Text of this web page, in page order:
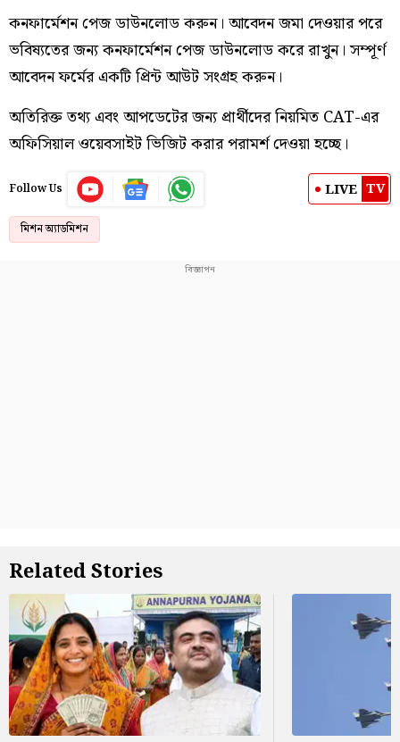
কনফার্মেশন পেজ ডাউনলোড করুন। আবেদন জমা দেওয়ার পরে
ভবিষ্যতের জন্য কনফার্মেশন পেজ ডাউনলোড করে রাখুন। সম্পূর্ণ
আবেদন ফর্মের একটি প্রিন্ট আউট সংগ্রহ করুন।
অতিরিক্ত তথ্য এবং আপডেটের জন্য প্রার্থীদের নিয়মিত CAT-এর
অফিসিয়াল ওয়েবসাইট ভিজিট করার পরামর্শ দেওয়া হচ্ছে।
Follow Us LIVE TV
মিশন অ্যাডমিশন
Related Stories